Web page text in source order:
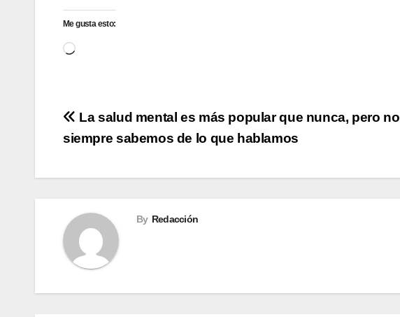
Me gusta esto:
Cargando...
Navegación
de
entradas
La salud mental es más popular que nunca, pero no
siempre sabemos de lo que hablamos
By Redacción